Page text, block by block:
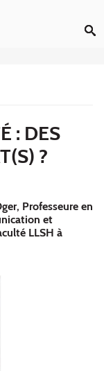
: DES
?
Professeure en
et
LLSH à